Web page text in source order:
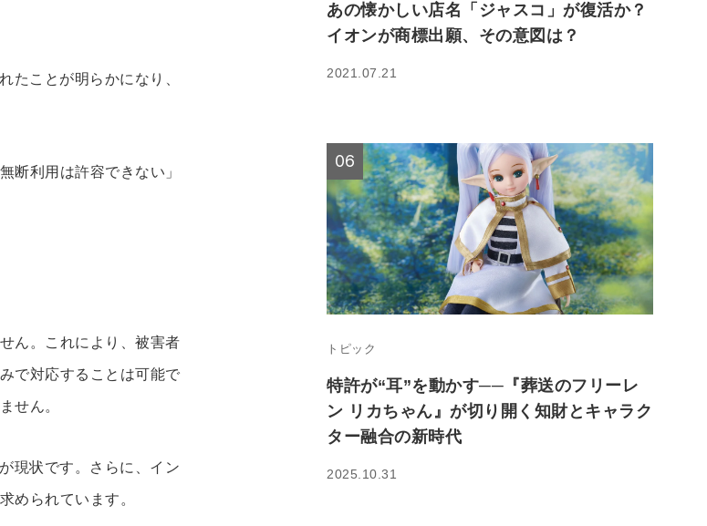
たことが明らかになり、
断利用は許容できない」
ん。これにより、被害者
で対応することは可能で
せん。
現状です。さらに、イン
められています。
あの懐かしい店名「ジャスコ」が復活か？
イオンが商標出願、その意図は？
2021.07.21
トピック
特許が“耳”を動かす──『葬送のフリーレ
ン リカちゃん』が切り開く知財とキャラク
ター融合の新時代
2025.10.31